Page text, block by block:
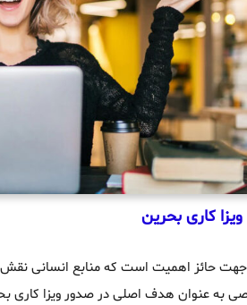
کاری بحرین
جهت حائز اهمیت است که منابع انسانی
به عنوان هدف اصلی در صدور ویزا کاری